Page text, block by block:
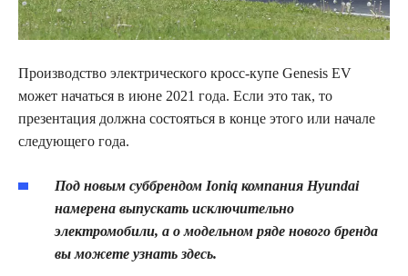
Производство электрического кросс-купе Genesis EV
может начаться в июне 2021 года. Если это так, то
презентация должна состояться в конце этого или начале
следующего года.
Под новым суббрендом Ioniq компания Hyundai
намерена выпускать исключительно
электромобили, а о модельном ряде нового бренда
вы можете узнать здесь.